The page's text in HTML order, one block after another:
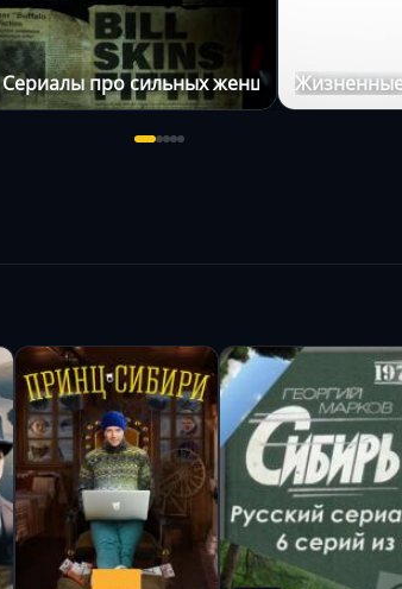
Сериалы про сильных женщин